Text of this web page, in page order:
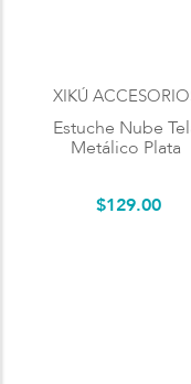
XIKÚ
Estuche Nube
Metálico Plata
$129.00